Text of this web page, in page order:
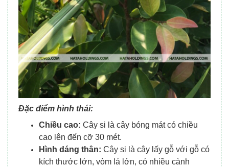
Đặc điểm hình thái:
Chiều cao: Cây si là cây bóng mát có chiều
cao lên đến cỡ 30 mét.
Hình dáng thân: Cây si là cây lấy gỗ với gỗ có
kích thước lớn, vòm lá lớn, có nhiều cành